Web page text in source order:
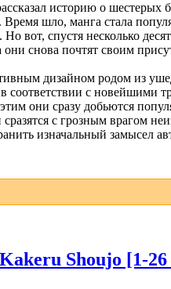
историю о шестерых
шло, манга стала
вот, спустя несколько
снова почтят своим
дизайном родом из
соответствии с новейшими
они сразу добьются
с грозным врагом
изначальный замысел
Shoujo [1-26